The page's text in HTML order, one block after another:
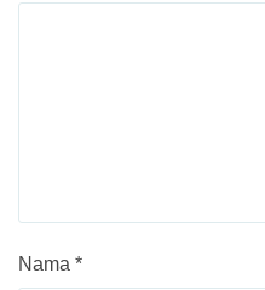
Nama *